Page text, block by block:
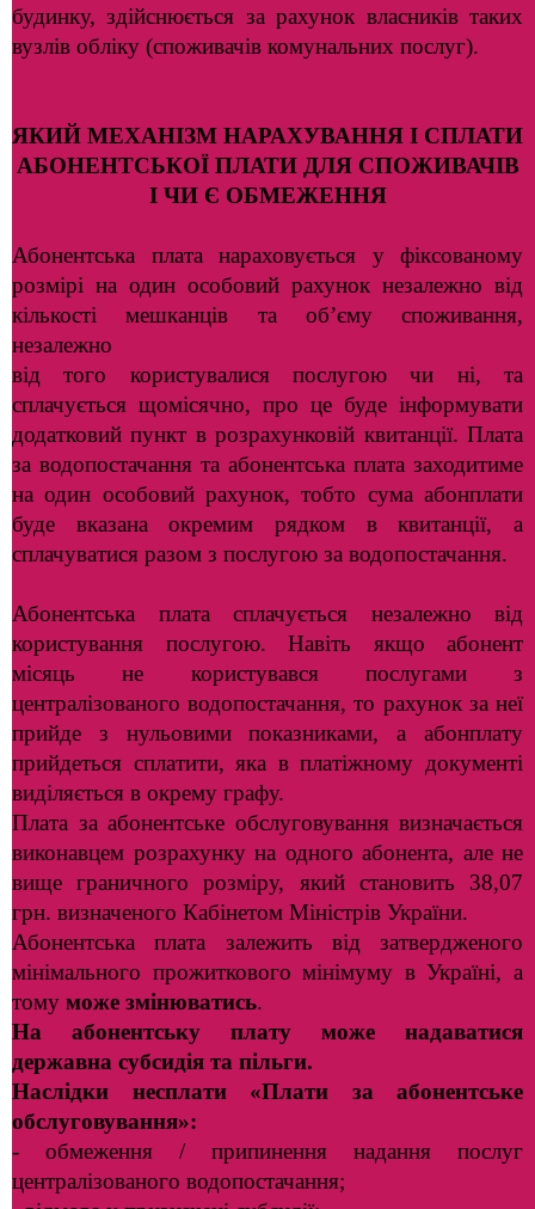
будинку, здійснюється за рахунок власників таких
вузлів обліку (споживачів комунальних послуг).
ЯКИЙ МЕХАНІЗМ НАРАХУВАННЯ І СПЛАТИ
АБОНЕНТСЬКОЇ ПЛАТИ ДЛЯ СПОЖИВАЧІВ
І ЧИ Є ОБМЕЖЕННЯ
Абонентська плата нараховується у фіксованому
розмірі на один особовий рахунок незалежно від
кількості мешканців та об’єму споживання,
незалежно
від того користувалися послугою чи ні, та
сплачується щомісячно, про це буде інформувати
додатковий пункт в розрахунковій квитанції. Плата
за водопостачання та абонентська плата заходитиме
на один особовий рахунок, тобто сума абонплати
буде вказана окремим рядком в квитанції, а
сплачуватися разом з послугою за водопостачання.
Абонентська плата сплачується незалежно від
користування послугою. Навіть якщо абонент
місяць не користувався послугами з
централізованого водопостачання, то рахунок за неї
прийде з нульовими показниками,а абонплату
прийдеться сплатити, яка в платіжному документі
виділяється в окрему графу.
Плата за абонентське обслуговування визначається
виконавцем розрахунку на одного абонента, але не
вище граничного розміру, який становить 38,07
грн. визначеного Кабінетом Міністрів України.
Абонентська плата залежить від затвердженого
мінімального прожиткового мінімуму в Україні, а
тому може змінюватись.
На абонентську плату може надаватися
державна субсидія та пільги.
Наслідки несплати«Плати за абонентське
обслуговування»:
- обмеження / припинення надання послуг
централізованого водопостачання;